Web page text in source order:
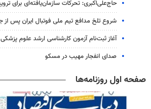
حاج‌علی‌اکبری: تحرکات سازمان‌یافته‌ای برای
شروع تلخ مدافع تیم ملی فوتبال ایران پس از
آغاز ثبت‌نام‌ آزمون کارشناسی ارشد علوم پزشکی
صدای انفجار مهیب در مسکو
صفحه اول روزنامه‌ها